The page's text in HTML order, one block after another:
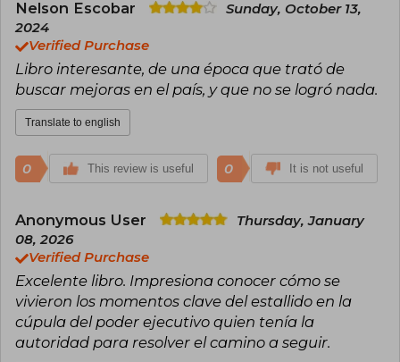
Nelson Escobar
Sunday, October 13,
2024
Verified Purchase
Libro interesante, de una época que trató de
buscar mejoras en el país, y que no se logró nada.
Translate to english
0 This review is useful 0 It is not useful
Anonymous User
Thursday, January
08, 2026
Verified Purchase
Excelente libro. Impresiona conocer cómo se
vivieron los momentos clave del estallido en la
cúpula del poder ejecutivo quien tenía la
autoridad para resolver el camino a seguir.